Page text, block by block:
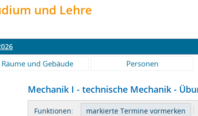
und Lehre
Räume und Gebäude Personen
Mechanik I - technische Mechanik -
Funktionen: